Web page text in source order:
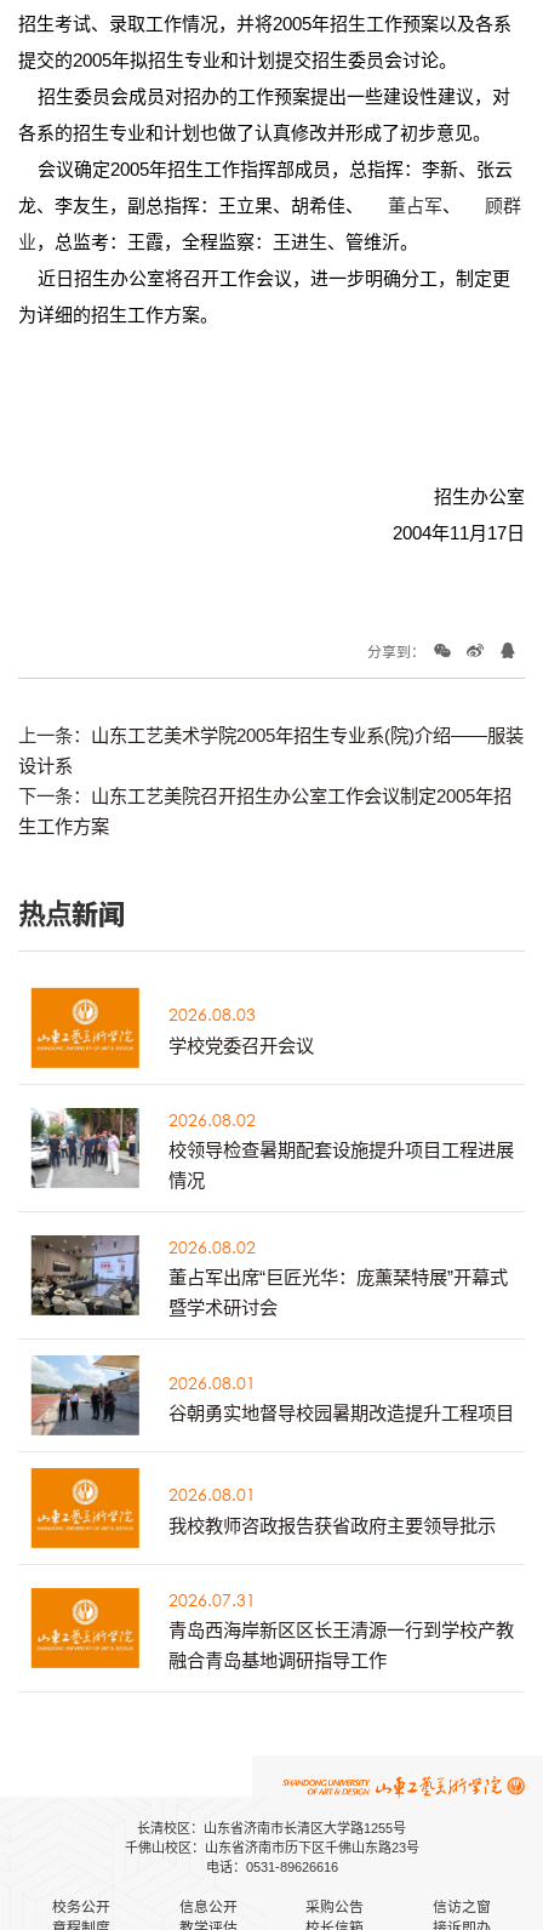
招生考试、录取工作情况，并将2005年招生工作预案以及各系
提交的2005年拟招生专业和计划提交招生委员会讨论。
招生委员会成员对招办的工作预案提出一些建设性建议，对
各系的招生专业和计划也做了认真修改并形成了初步意见。
会议确定2005年招生工作指挥部成员，总指挥：李新、张云
龙、李友生，副总指挥：王立果、胡希佳、 董占军、 顾群
业，总监考：王霞，全程监察：王进生、管维沂。
近日招生办公室将召开工作会议，进一步明确分工，制定更
为详细的招生工作方案。
招生办公室
2004年11月17日
分享到：
上一条： 山东工艺美术学院2005年招生专业系(院)介绍——服装
设计系
下一条： 山东工艺美院召开招生办公室工作会议制定2005年招
生工作方案
热点新闻
2026.08.03
学校党委召开会议
2026.08.02
校领导检查暑期配套设施提升项目工程进展
情况
2026.08.02
董占军出席“巨匠光华：庞薰琹特展”开幕式
暨学术研讨会
2026.08.01
谷朝勇实地督导校园暑期改造提升工程项目
2026.08.01
我校教师咨政报告获省政府主要领导批示
2026.07.31
青岛西海岸新区区长王清源一行到学校产教
融合青岛基地调研指导工作
长清校区：山东省济南市长清区大学路1255号
千佛山校区：山东省济南市历下区千佛山东路23号
电话：0531-89626616
校务公开 信息公开 采购公告
信访之窗